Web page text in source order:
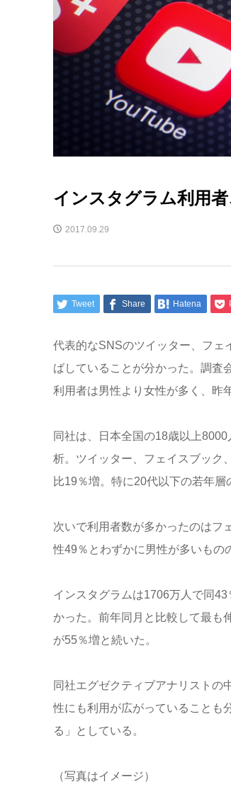
インスタグラム利用
2017.09.29
Tweet Share Hatena
代表的なSNSのツイッター、フェ
ばしていることが分かった。調査
利用者は男性より女性が多く、昨
同社は、日本全国の18歳以上
析。ツイッター、フェイスブック
比19％増。特に20代以下の若年層
次いで利用者数が多かったのはフ
性49％とわずかに男性が多いもの
インスタグラムは1706万人で同
かった。前年同月と比較して最も
が55％増と続いた。
同社エグゼクティブアナリストの
性にも利用が広がっていることも
る」としている。
（写真はイメージ）